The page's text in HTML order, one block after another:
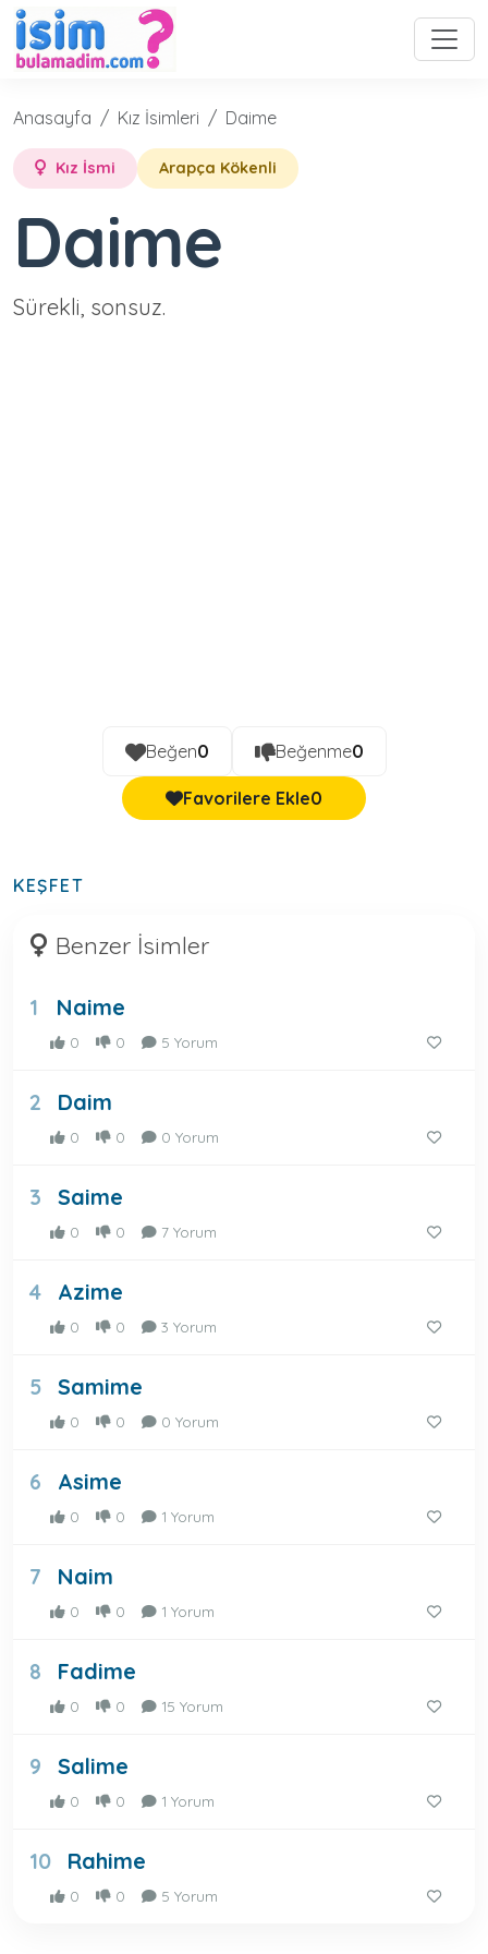
Anasayfa Kız İsimleri Daime
Kız İsmi Arapça Kökenli
Daime
Sürekli, sonsuz.
Beğen0 Beğenme0
Favorilere Ekle0
KEŞFET
Benzer İsimler
1 Naime
0 0 5 Yorum
2 Daim
0 0 0 Yorum
3 Saime
0 0 7 Yorum
4 Azime
0 0 3 Yorum
5 Samime
0 0 0 Yorum
6 Asime
0 0 1 Yorum
7 Naim
0 0 1 Yorum
8 Fadime
0 0 15 Yorum
9 Salime
0 0 1 Yorum
10 Rahime
0 0 5 Yorum